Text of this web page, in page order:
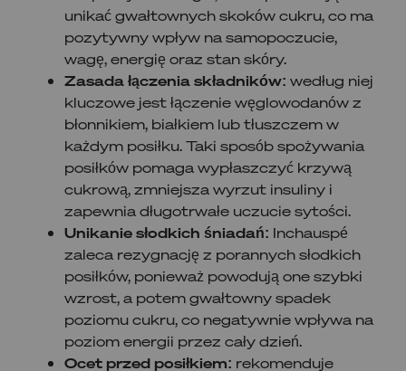
unikać gwałtownych skoków cukru, co ma
pozytywny wpływ na samopoczucie,
wagę, energię oraz stan skóry.
Zasada łączenia składników: według niej
kluczowe jest łączenie węglowodanów z
błonnikiem, białkiem lub tłuszczem w
każdym posiłku. Taki sposób spożywania
posiłków pomaga wypłaszczyć krzywą
cukrową, zmniejsza wyrzut insuliny i
zapewnia długotrwałe uczucie sytości.
Unikanie słodkich śniadań: Inchauspé
zaleca rezygnację z porannych słodkich
posiłków, ponieważ powodują one szybki
wzrost, a potem gwałtowny spadek
poziomu cukru, co negatywnie wpływa na
poziom energii przez cały dzień.
Ocet przed posiłkiem: rekomenduje